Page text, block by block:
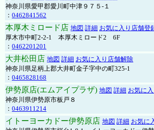
神奈川県愛甲郡愛川町中津９７５-１
： 0462841562
本厚木ミロード店 地図 詳細 お気に入り店舗登
厚木市中町2-2-1 本厚木ミロード2 6F
： 0462201201
大井松田店 地図 詳細 お気に入り店舗解除
神奈川県足柄上郡大井町金子字中の町325-1
： 0465828168
伊勢原店(エムアイプラザ) 地図 詳細 お気に
神奈川県伊勢原市板戸８
： 0463911214
イトーヨーカドー伊勢原店 地図 詳細 お気に